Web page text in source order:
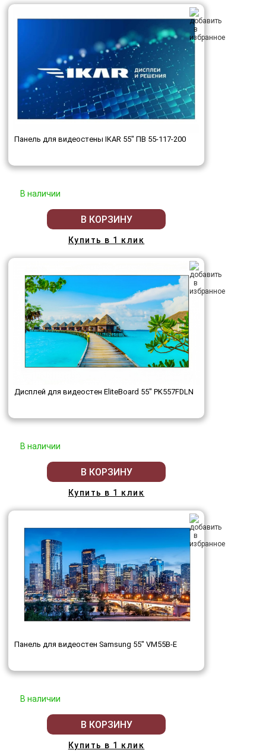
Панель для видеостены IKAR 55" ПВ 55-117-200
В наличии
В КОРЗИНУ
Купить в 1 клик
Дисплей для видеостен EliteBoard 55" PK557FDLN
В наличии
В КОРЗИНУ
Купить в 1 клик
Панель для видеостен Samsung 55" VM55B-E
В наличии
В КОРЗИНУ
Купить в 1 клик